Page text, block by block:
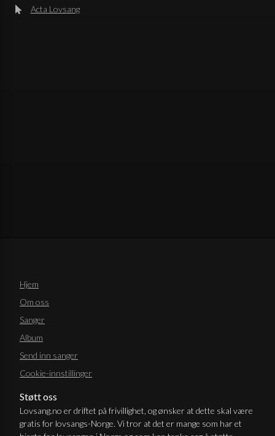
Acta Lovsang
Hjem
Om oss
Sanger
Album
Send inn sanger
Cookie-innstillinger
Støtt oss
Lovsang.no er driftet på frivillighet, og ønsker at dette skal være
gratis for lovsangs-Norge. Vi tror at det er mange som har et